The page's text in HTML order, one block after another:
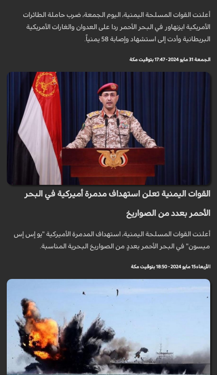
أعلنت القوات المسلحة اليمنية، اليوم الجمعة، ضرب حاملة الطائرات
الأمريكية ايزنهاور في البحر الأحمر ردا على العدوان والغارات الأمريكية
البريطانية وأدت إلى استشهاد وإصابة 58 يمنياً.
الجمعة 31 مايو 2024 - 17:47 بتوقيت مكة
القوات اليمنية تعلن استهداف مدمرة أميركية في البحر
الأحمر بعدد من الصواريخ
أعلنت القوات المسلحة اليمنية، استهداف المدمرة الأميركية "يو إس إس
ميسون" في البحر الأحمر بعددٍ من الصواريخ البحرية المناسبة.
الأربعاء 15 مايو 2024 - 18:50 بتوقيت مكة